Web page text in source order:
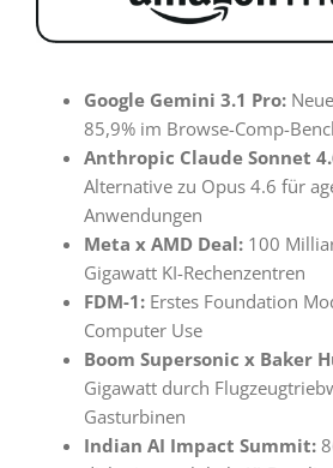
Google Gemini 3.1 Pro:
85,9% im Browse-Comp-
Anthropic Claude Sonnet
Alternative zu Opus 4.6 für
Anwendungen
Meta x AMD Deal:100
Gigawatt KI-Rechenzentren
FDM-1:Erstes Foundation
Computer Use
Boom Supersonic x Baker
Gigawatt durch
Gasturbinen
Indian AI Impact Summit: